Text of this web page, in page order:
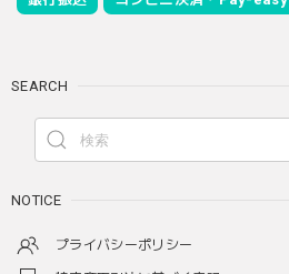
SEARCH
NOTICE
プライバシーポリシー